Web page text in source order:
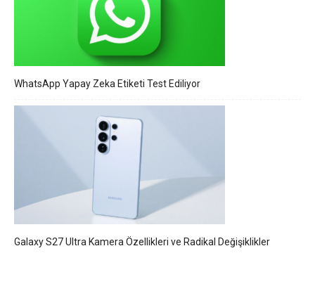
WhatsApp Yapay Zeka Etiketi Test Ediliyor
Galaxy S27 Ultra Kamera Özellikleri ve Radikal Değişiklikler